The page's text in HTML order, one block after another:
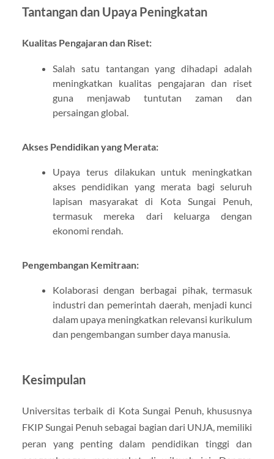
Tantangan dan Upaya Peningkatan
Kualitas Pengajaran dan Riset:
Salah satu tantangan yang dihadapi adalah
meningkatkan kualitas pengajaran dan riset
guna menjawab tuntutan zaman dan
persaingan global.
Akses Pendidikan yang Merata:
Upaya terus dilakukan untuk meningkatkan
akses pendidikan yang merata bagi seluruh
lapisan masyarakat di Kota Sungai Penuh,
termasuk mereka dari keluarga dengan
ekonomi rendah.
Pengembangan Kemitraan:
Kolaborasi dengan berbagai pihak, termasuk
industri dan pemerintah daerah, menjadi kunci
dalam upaya meningkatkan relevansi kurikulum
dan pengembangan sumber daya manusia.
Kesimpulan
Universitas terbaik di Kota Sungai Penuh, khususnya
FKIP Sungai Penuh sebagai bagian dari UNJA, memiliki
peran yang penting dalam pendidikan tinggi dan